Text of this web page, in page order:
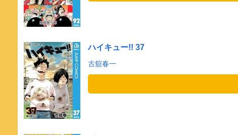
ハイキュー!! 37
古舘春一